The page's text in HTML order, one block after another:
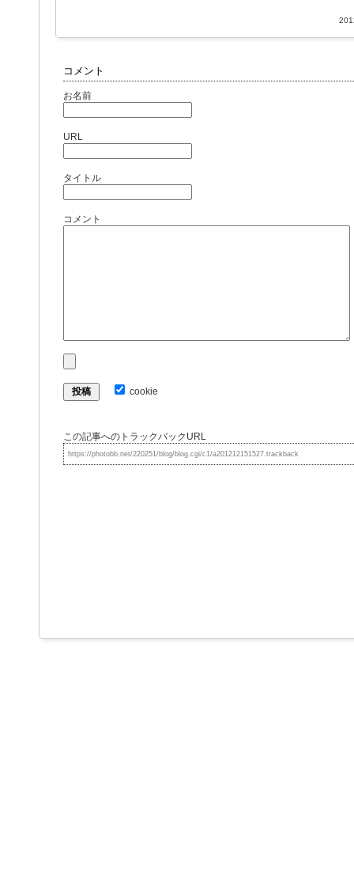
コメント
お名前
URL
タイトル
コメント
cookie
この記事へのトラックバックURL
https://photobb.net/220251/blog/blog.cgi/c1/a201212151527.trackback